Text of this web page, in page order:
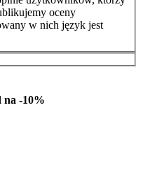
oceny
w nich język jest
na -10%